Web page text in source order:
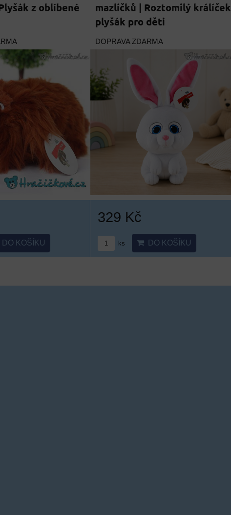
z oblíbené
KOŠÍKU
mazlíčků | Roztomilý králíček
plyšák pro děti
DOPRAVA ZDARMA
329 Kč
ks DO KOŠÍKU